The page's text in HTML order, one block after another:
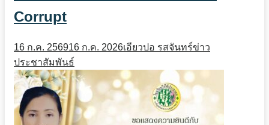
Corrupt
16 ก.ค. 256916 ก.ค. 2026เอียวปอ รสจันทร์ข่าว
ประชาสัมพันธ์